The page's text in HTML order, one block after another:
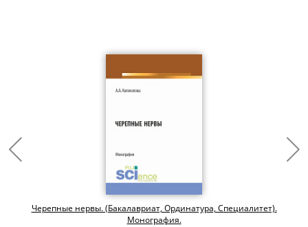
Черепные нервы. (Бакалавриат, Ординатура, Специалитет).
Монография.